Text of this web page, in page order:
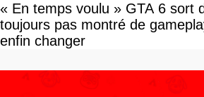
« En temps voulu » GTA 6 sort
toujours pas montré de
enfin changer